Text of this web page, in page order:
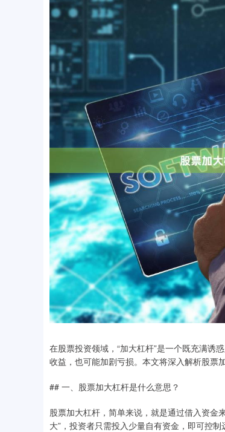
在股票投资领域，“加大杠杆”是一个既充满诱
收益，也可能加剧亏损。本文将深入解析股票
## 一、股票加大杠杆是什么意思？
股票加大杠杆，简单来说，就是通过借入资金
大”，投资者只需投入少量自有资金，即可控制